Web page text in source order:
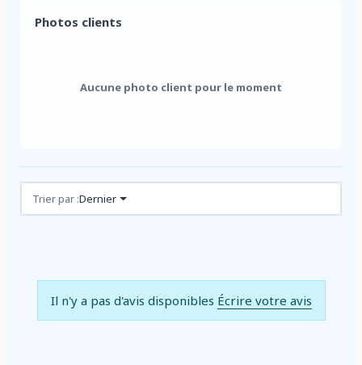
Photos clients
Aucune photo client pour le moment
Avis (0)
Trier par :Dernier
Il n'y a pas d'avis disponibles Écrire votre avis